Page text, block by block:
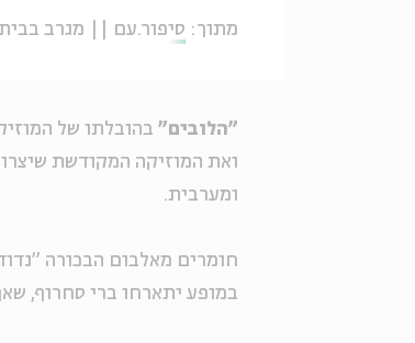
מתוך: סיפור.עם || מגרב
"הלובים" בהובלתו של
ואת המוזיקה המקודשת
ומערבית.
חומרים מאלבום הבכורה
במופע יתארחו ברי סחרוף,